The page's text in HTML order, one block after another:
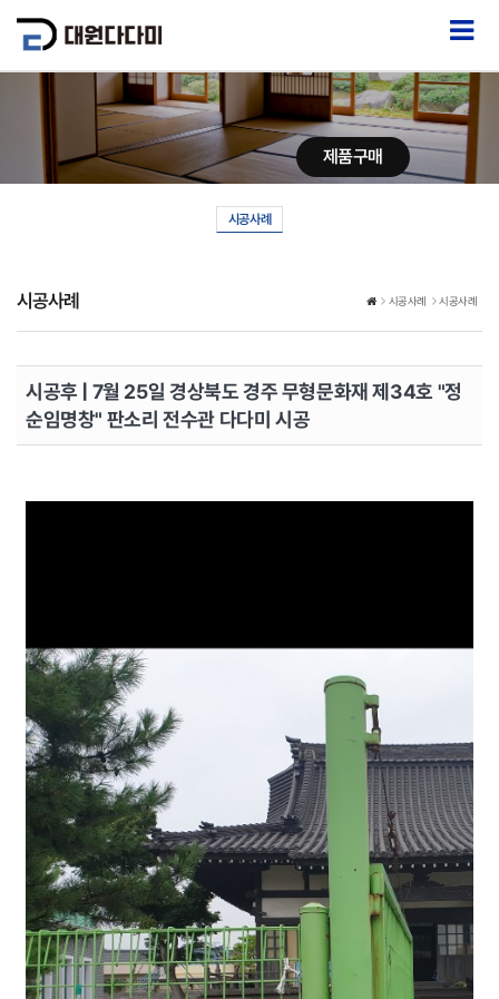
제품구매
시공사례
시공사례 시공사례 시공사례
시공후 | 7월 25일 경상북도 경주 무형문화재 제34호 "정
순임명창" 판소리 전수관 다다미 시공